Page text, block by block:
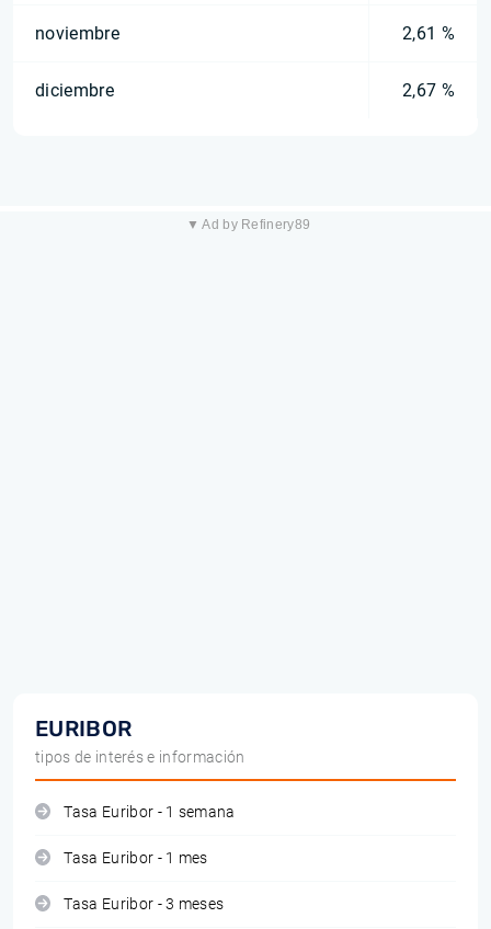
noviembre 2,61 %
diciembre 2,67 %
▼ Ad by Refinery89
EURIBOR
tipos de interés e información
Tasa Euribor - 1 semana
Tasa Euribor - 1 mes
Tasa Euribor - 3 meses